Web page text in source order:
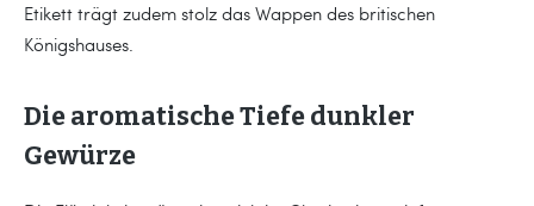
Etikett trägt zudem stolz das Wappen des britischen
Königshauses.
Die aromatische Tiefe dunkler
Gewürze